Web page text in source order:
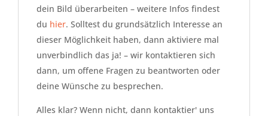
dein Bild überarbeiten – weitere Infos findest
du hier. Solltest du grundsätzlich Interesse an
dieser Möglichkeit haben, dann aktiviere mal
unverbindlich das ja! – wir kontaktieren sich
dann, um offene Fragen zu beantworten oder
deine Wünsche zu besprechen.
Alles klar? Wenn nicht, dann kontaktier' uns